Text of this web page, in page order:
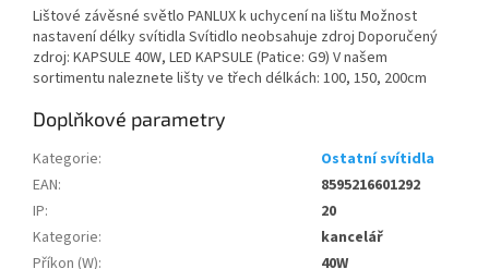
Lištové závěsné světlo PANLUX k uchycení na lištu Možnost
nastavení délky svítidla Svítidlo neobsahuje zdroj Doporučený
zdroj: KAPSULE 40W, LED KAPSULE (Patice: G9) V našem
sortimentu naleznete lišty ve třech délkách: 100, 150, 200cm
Doplňkové parametry
Kategorie:
Ostatní svítidla
EAN:
8595216601292
IP:
20
Kategorie:
kancelář
Příkon (W):
40W